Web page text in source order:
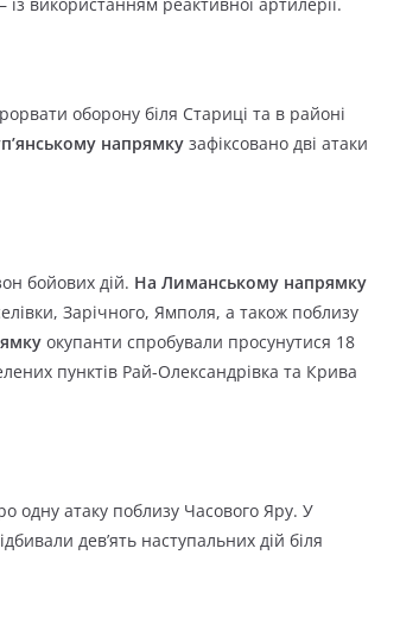
оборону біля Стариці та в районі
напрямку зафіксовано дві атаки
бойових дій. На Лиманському напрямку
Зарічного, Ямполя, а також поблизу
окупанти спробували просунутися 18
пунктів Рай-Олександрівка та Крива
одну атаку поблизу Часового Яру. У
дев’ять наступальних дій біля